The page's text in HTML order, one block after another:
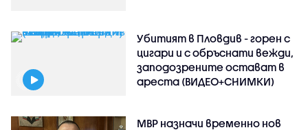
Убитият в Пловдив - горен с
цигари и с обръснати вежди,
заподозрените остават в
ареста (ВИДЕО+СНИМКИ)
МВР назначи временно нов